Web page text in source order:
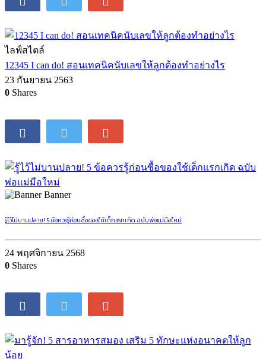
ไลฟ์สไตล์
12345 I can do! สอนเทคนิคนับเลขให้ลูกต้องทำอย่างไร
23 กันยายน 2563
0 Shares
Banner
รู้ไว้ไม่บานปลาย! 5 ข้อควรรู้ก่อนซื้อของใช้เด็กแรกเกิด ฉบับพ่อแม่มือใหม่
24 พฤศจิกายน 2568
0 Shares